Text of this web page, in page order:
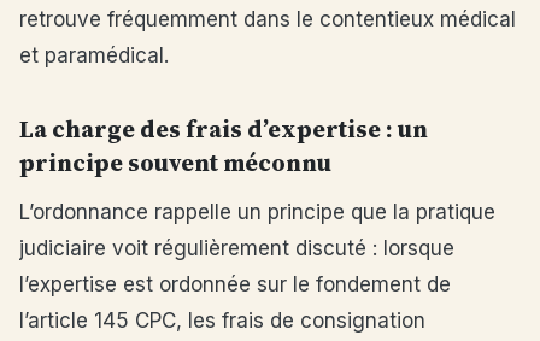
retrouve fréquemment dans le contentieux médical
et paramédical.
La charge des frais d’expertise : un
principe souvent méconnu
L’ordonnance rappelle un principe que la pratique
judiciaire voit régulièrement discuté : lorsque
l’expertise est ordonnée sur le fondement de
l’article 145 CPC, les frais de consignation